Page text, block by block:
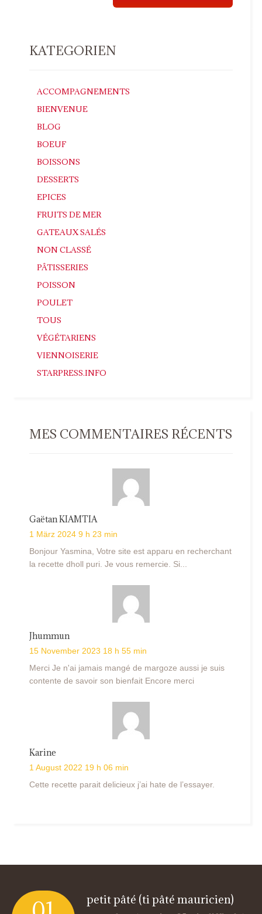
KATEGORIEN
ACCOMPAGNEMENTS
BIENVENUE
BLOG
BOEUF
BOISSONS
DESSERTS
EPICES
FRUITS DE MER
GATEAUX SALÉS
NON CLASSÉ
PÂTISSERIES
POISSON
POULET
TOUS
VÉGÉTARIENS
VIENNOISERIE
STARPRESS.INFO
MES COMMENTAIRES RÉCENTS
Gaëtan KIAMTIA
1 März 2024 9 h 23 min
Bonjour Yasmina, Votre site est apparu en recherchant
la recette dholl puri. Je vous remercie. Si...
Jhummun
15 November 2023 18 h 55 min
Merci Je n'ai jamais mangé de margoze aussi je suis
contente de savoir son bienfait Encore merci
Karine
1 August 2022 19 h 06 min
Cette recette parait delicieux j’ai hate de l’essayer.
petit pâté (ti pâté mauricien)